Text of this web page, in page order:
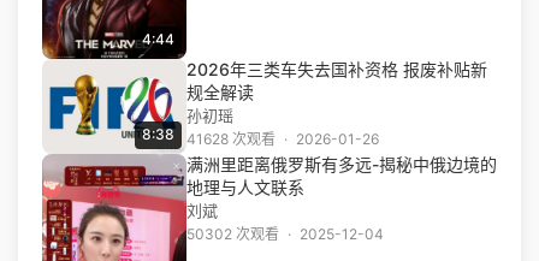
4:44
8:38
2026年三类车失去国补资格 报废补贴新
规全解读
孙初瑶
41628 次观看 · 2026-01-26
满洲里距离俄罗斯有多远-揭秘中俄边境的
地理与人文联系
刘斌
50302 次观看 · 2025-12-04